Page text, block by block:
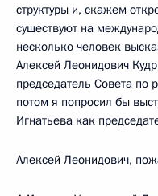
структуры и, скажем
существуют на
несколько человек
Алексей Леонидович
председатель Совета по
потом я попросил бы
Игнатьева как
Алексей Леонидович,